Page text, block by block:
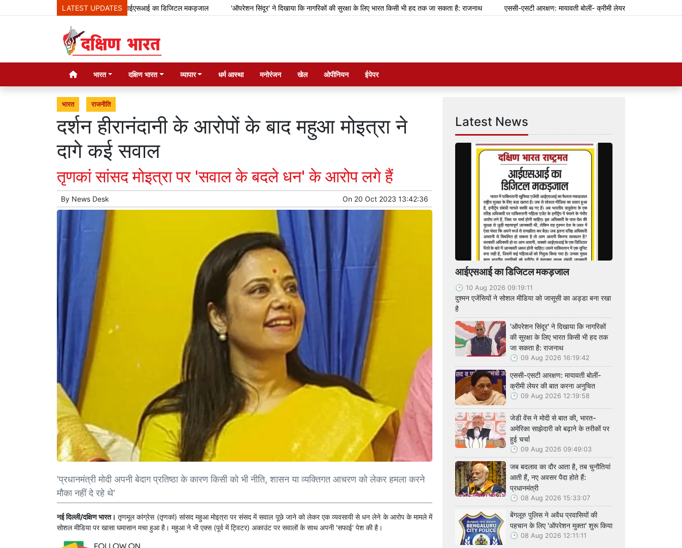
LATEST UPDATES
आईएसआई का डिजिटल मकड़जाल 'ऑपरेशन सिंदूर' ने दिखाया कि नागरिकों की सुरक्षा के लिए भारत किसी भी हद तक जा सकता है: राजनाथ एससी-एसटी आरक्षण: मायावती बोलीं- क्रीमी लेयर की बात करना अनुचित
भारत दक्षिण भारत व्यापार धर्म आस्था मनोरंजन खेल ओपीनियन ईपेपर
भारत राजनीति
दर्शन हीरानंदानी के आरोपों के बाद महुआ मोइत्रा ने
दागे कई सवाल
तृणकां सांसद मोइत्रा पर 'सवाल के बदले धन' के आरोप लगे हैं
By News Desk On 20 Oct 2023 13:42:36
'प्रधानमंत्री मोदी अपनी बेदाग प्रतिष्ठा के कारण किसी को भी नीति, शासन या व्यक्तिगत आचरण को लेकर हमला करने
मौका नहीं दे रहे थे'
नई दिल्ली/दक्षिण भारत। तृणमूल कांग्रेस (तृणकां) सांसद महुआ मोइत्रा पर संसद में सवाल पूछे जाने को लेकर एक व्यवसायी से धन लेने के आरोप के मामले में
सोशल मीडिया पर खासा घमासान मचा हुआ है। महुआ ने भी एक्स (पूर्व में ट्विटर) अकाउंट पर सवालों के साथ अपनी 'सफाई' पेश की है।
Latest News
आईएसआई का डिजिटल मकड़जाल
10 Aug 2026 09:19:11
दुश्मन एजेंसियों ने सोशल मीडिया को जासूसी का अड्डा बना रखा
है
'ऑपरेशन सिंदूर' ने दिखाया कि नागरिकों
की सुरक्षा के लिए भारत किसी भी हद तक
जा सकता है: राजनाथ
09 Aug 2026 16:19:42
एससी-एसटी आरक्षण: मायावती बोलीं-
क्रीमी लेयर की बात करना अनुचित
09 Aug 2026 12:19:58
जेडी वेंस ने मोदी से बात की, भारत-
अमेरिका साझेदारी को बढ़ाने के तरीकों पर
हुई चर्चा
09 Aug 2026 09:49:03
जब बदलाव का दौर आता है, तब चुनौतियां
आती हैं, नए अवसर पैदा होते हैं:
प्रधानमंत्री
08 Aug 2026 15:33:07
बेंगलूरु पुलिस ने अवैध प्रवासियों की
पहचान के लिए 'ऑपरेशन मुक्ता' शुरू किया
08 Aug 2026 12:11:11